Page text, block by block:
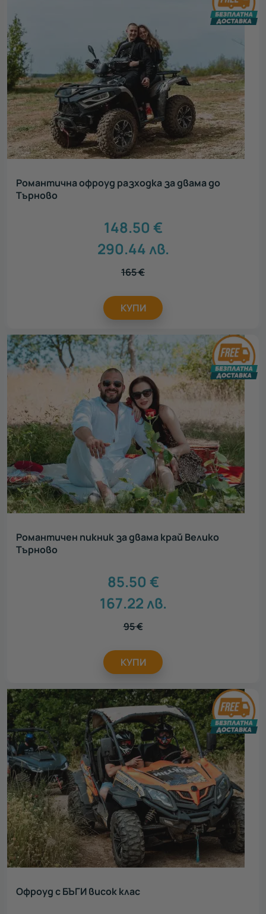
Романтична офроуд разходка за двама до
Търново
148.50 €
290.44лв.
165€
КУПИ
Романтичен пикник за двама край Велико
Търново
85.50 €
167.22лв.
95€
КУПИ
Офроуд с БЪГИ висок клас